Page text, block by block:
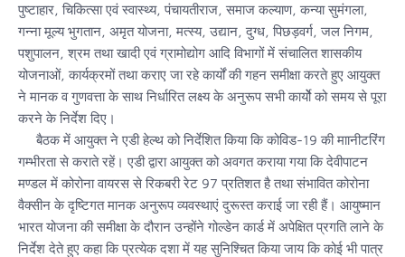
पुष्टाहार, चिकित्सा एवं स्वास्थ्य, पंचायतीराज, समाज कल्याण, कन्या सुमंगला,
गन्ना मूल्य भुगतान, अमृत योजना, मत्स्य, उद्यान, दुग्ध, पिछड़वर्ग, जल निगम,
पशुपालन, श्रम तथा खादी एवं ग्रामोद्योग आदि विभागों में संचालित शासकीय
योजनाओं, कार्यक्रमों तथा कराए जा रहे कार्यों की गहन समीक्षा करते हुए आयुक्त
ने मानक व गुणवत्ता के साथ निर्धारित लक्ष्य के अनुरूप सभी कार्योे को समय से पूरा
करने के निर्देश दिए।
बैठक में आयुक्त ने एडी हेल्थ को निर्देशित किया कि कोविड-19 की माानीटरिंग
गम्भीरता से कराते रहें। एडी द्वारा आयुक्त को अवगत कराया गया कि देवीपाटन
मण्डल में कोरोना वायरस से रिकबरी रेट 97 प्रतिशत है तथा संभावित कोरोना
वैक्सीन के दृष्टिगत मानक अनुरूप व्यवस्थाएं दुरूस्त कराई जा रही हैं। आयुष्मान
भारत योजना की समीक्षा के दौरान उन्होंने गोल्डेन कार्ड में अपेक्षित प्रगति लाने के
निर्देश देते हुए कहा कि प्रत्येक दशा में यह सुनिश्चित किया जाय कि कोई भी पात्र